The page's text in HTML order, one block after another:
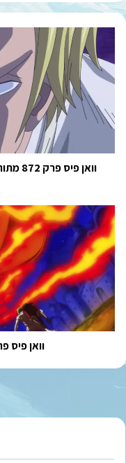
פרק
872
מתורגם
לעברית-
"המלכודת
של
לופי!"
וואן
וואן
פיס
פרק
873
מתורגם
לעברית!
וואן פיס פרק 873 מתורגם